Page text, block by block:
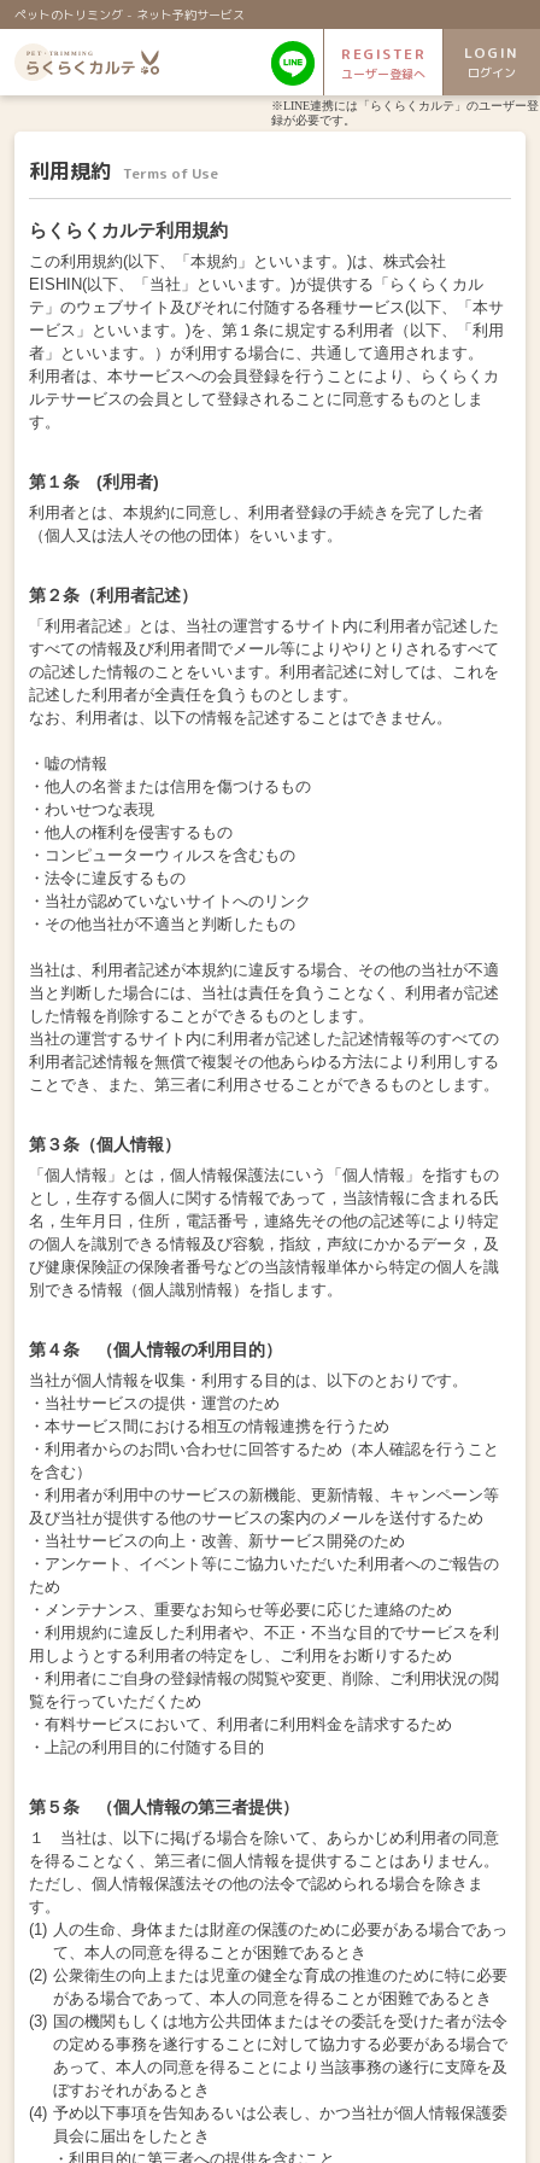
ペットのトリミング - ネット予約サービス
※LINE連携には「らくらくカルテ」のユーザー登
録が必要です。
REGISTER
ユーザー登録へ
LOGIN
ログイン
利用規約 Terms of Use
らくらくカルテ利用規約
この利用規約(以下、「本規約」といいます。)は、株式会社
EISHIN(以下、「当社」といいます。)が提供する「らくらくカル
テ」のウェブサイト及びそれに付随する各種サービス(以下、「本サ
ービス」といいます。)を、第１条に規定する利用者（以下、「利用
者」といいます。）が利用する場合に、共通して適用されます。
利用者は、本サービスへの会員登録を行うことにより、らくらくカ
ルテサービスの会員として登録されることに同意するものとしま
す。
第１条 (利用者)
利用者とは、本規約に同意し、利用者登録の手続きを完了した者
（個人又は法人その他の団体）をいいます。
第２条（利用者記述）
「利用者記述」とは、当社の運営するサイト内に利用者が記述した
すべての情報及び利用者間でメール等によりやりとりされるすべて
の記述した情報のことをいいます。利用者記述に対しては、これを
記述した利用者が全責任を負うものとします。
なお、利用者は、以下の情報を記述することはできません。
・嘘の情報
・他人の名誉または信用を傷つけるもの
・わいせつな表現
・他人の権利を侵害するもの
・コンピューターウィルスを含むもの
・法令に違反するもの
・当社が認めていないサイトへのリンク
・その他当社が不適当と判断したもの
当社は、利用者記述が本規約に違反する場合、その他の当社が不適
当と判断した場合には、当社は責任を負うことなく、利用者が記述
した情報を削除することができるものとします。
当社の運営するサイト内に利用者が記述した記述情報等のすべての
利用者記述情報を無償で複製その他あらゆる方法により利用しする
ことでき、また、第三者に利用させることができるものとします。
第３条（個人情報）
「個人情報」とは，個人情報保護法にいう「個人情報」を指すもの
とし，生存する個人に関する情報であって，当該情報に含まれる氏
名，生年月日，住所，電話番号，連絡先その他の記述等により特定
の個人を識別できる情報及び容貌，指紋，声紋にかかるデータ，及
び健康保険証の保険者番号などの当該情報単体から特定の個人を識
別できる情報（個人識別情報）を指します。
第４条 （個人情報の利用目的）
当社が個人情報を収集・利用する目的は、以下のとおりです。
・当社サービスの提供・運営のため
・本サービス間における相互の情報連携を行うため
・利用者からのお問い合わせに回答するため（本人確認を行うこと
を含む）
・利用者が利用中のサービスの新機能、更新情報、キャンペーン等
及び当社が提供する他のサービスの案内のメールを送付するため
・当社サービスの向上・改善、新サービス開発のため
・アンケート、イベント等にご協力いただいた利用者へのご報告の
ため
・メンテナンス、重要なお知らせ等必要に応じた連絡のため
・利用規約に違反した利用者や、不正・不当な目的でサービスを利
用しようとする利用者の特定をし、ご利用をお断りするため
・利用者にご自身の登録情報の閲覧や変更、削除、ご利用状況の閲
覧を行っていただくため
・有料サービスにおいて、利用者に利用料金を請求するため
・上記の利用目的に付随する目的
第５条 （個人情報の第三者提供）
１ 当社は、以下に掲げる場合を除いて、あらかじめ利用者の同意
を得ることなく、第三者に個人情報を提供することはありません。
ただし、個人情報保護法その他の法令で認められる場合を除きま
す。
人の生命、身体または財産の保護のために必要がある場合であっ
て、本人の同意を得ることが困難であるとき
公衆衛生の向上または児童の健全な育成の推進のために特に必要
がある場合であって、本人の同意を得ることが困難であるとき
国の機関もしくは地方公共団体またはその委託を受けた者が法令
の定める事務を遂行することに対して協力する必要がある場合で
あって、本人の同意を得ることにより当該事務の遂行に支障を及
ぼすおそれがあるとき
予め以下事項を告知あるいは公表し、かつ当社が個人情報保護委
員会に届出をしたとき
・利用目的に第三者への提供を含むこと